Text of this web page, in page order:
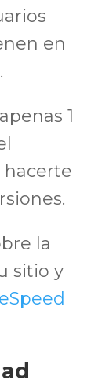
en
1
la
sitio y